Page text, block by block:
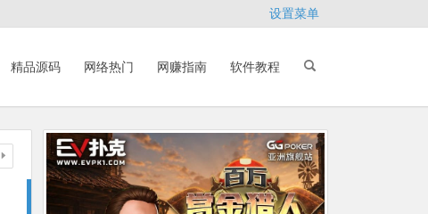
设置菜单
精品源码 网络热门 网赚指南 软件教程